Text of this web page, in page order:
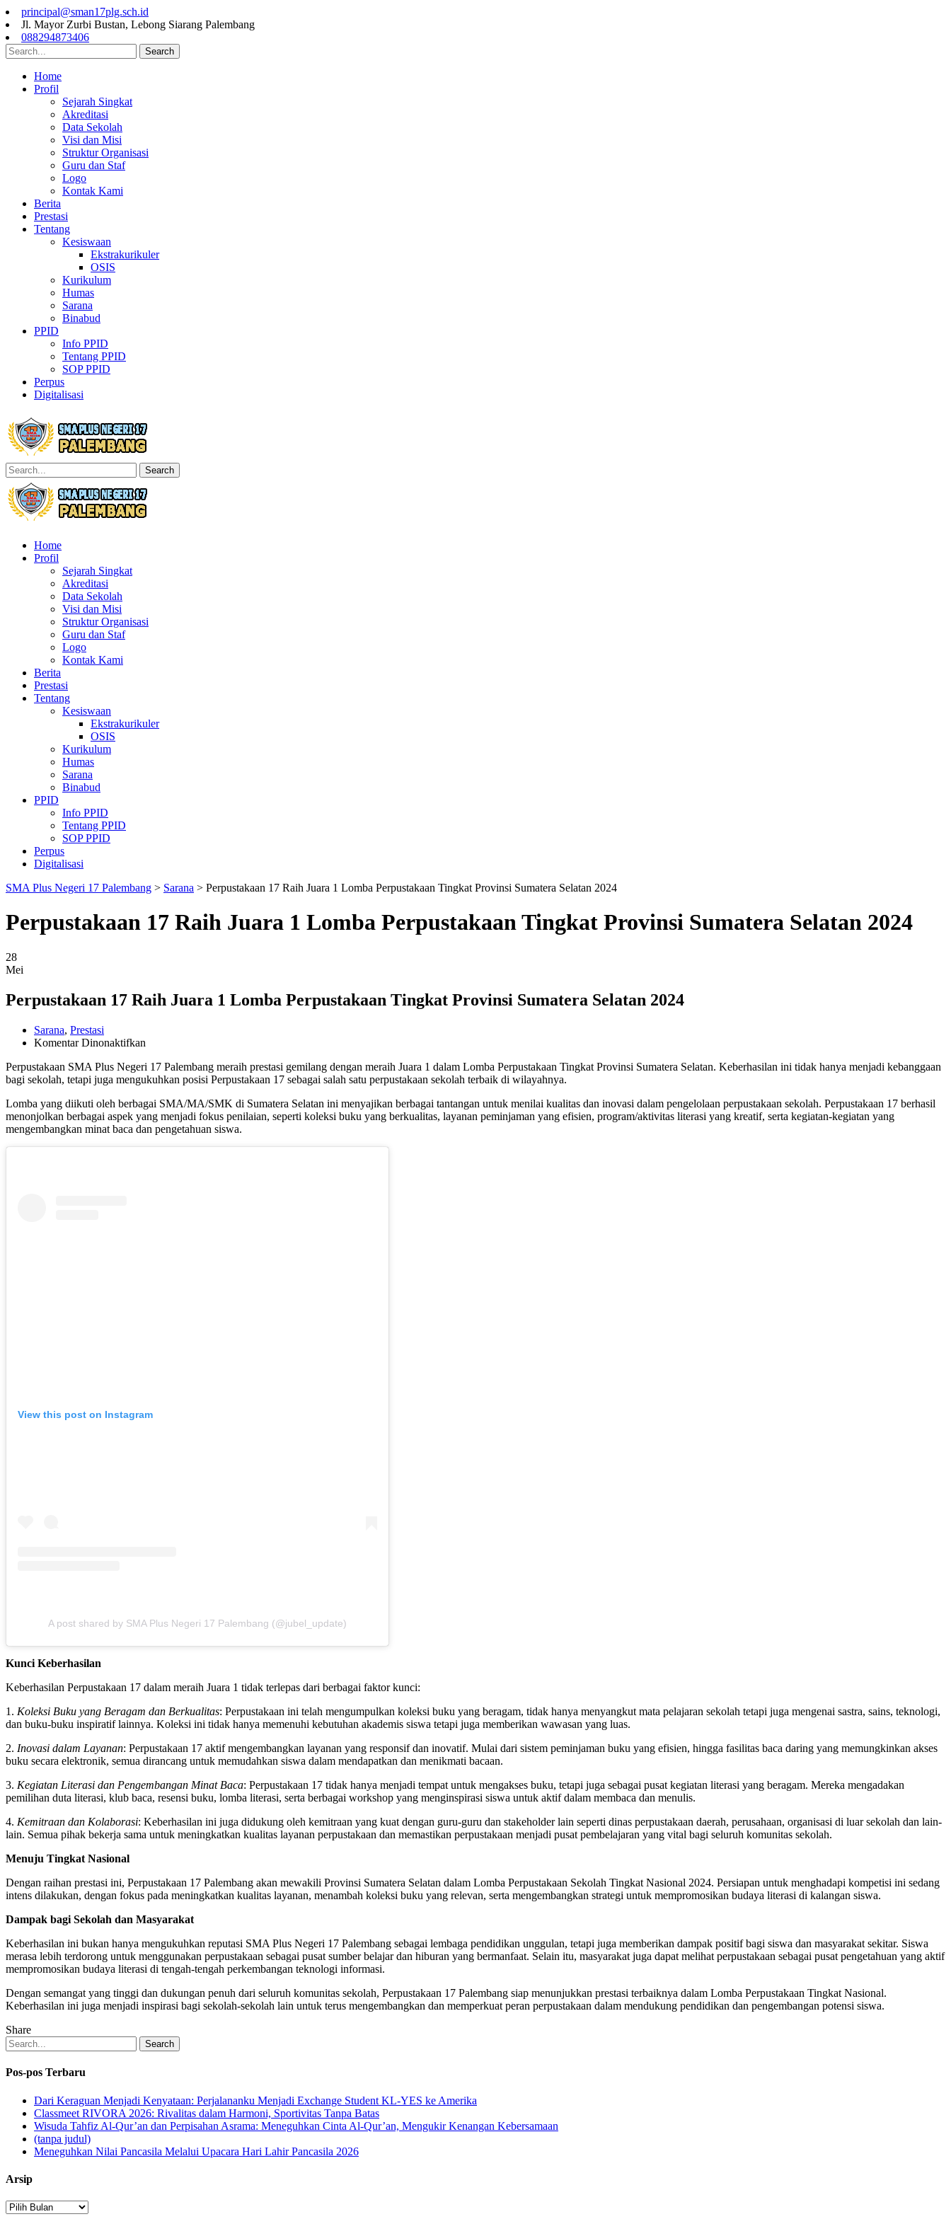
principal@sman17plg.sch.id
Jl. Mayor Zurbi Bustan, Lebong Siarang Palembang
088294873406
Search
Home
Profil
Sejarah Singkat
Akreditasi
Data Sekolah
Visi dan Misi
Struktur Organisasi
Guru dan Staf
Logo
Kontak Kami
Berita
Prestasi
Tentang
Kesiswaan
Ekstrakurikuler
OSIS
Kurikulum
Humas
Sarana
Binabud
PPID
Info PPID
Tentang PPID
SOP PPID
Perpus
Digitalisasi
Search
Home
Profil
Sejarah Singkat
Akreditasi
Data Sekolah
Visi dan Misi
Struktur Organisasi
Guru dan Staf
Logo
Kontak Kami
Berita
Prestasi
Tentang
Kesiswaan
Ekstrakurikuler
OSIS
Kurikulum
Humas
Sarana
Binabud
PPID
Info PPID
Tentang PPID
SOP PPID
Perpus
Digitalisasi
SMA Plus Negeri 17 Palembang > Sarana > Perpustakaan 17 Raih Juara 1 Lomba Perpustakaan Tingkat Provinsi Sumatera Selatan 2024
Perpustakaan 17 Raih Juara 1 Lomba Perpustakaan Tingkat Provinsi Sumatera Selatan 2024
28
Mei
Perpustakaan 17 Raih Juara 1 Lomba Perpustakaan Tingkat Provinsi Sumatera Selatan 2024
Sarana, Prestasi
Komentar Dinonaktifkan
17
Raih
1
Lomba
Perpustakaan
Tingkat
Perpustakaan SMA Plus Negeri 17 Palembang meraih prestasi gemilang dengan meraih Juara 1 dalam Lomba Perpustakaan Tingkat Provinsi Sumatera Selatan. Keberhasilan ini tidak hanya menjadi kebanggaan
bagi sekolah, tetapi juga mengukuhkan posisi Perpustakaan 17 sebagai salah satu perpustakaan sekolah terbaik di wilayahnya.
Lomba yang diikuti oleh berbagai SMA/MA/SMK di Sumatera Selatan ini menyajikan berbagai tantangan untuk menilai kualitas dan inovasi dalam pengelolaan perpustakaan sekolah. Perpustakaan 17 berhasil
menonjolkan berbagai aspek yang menjadi fokus penilaian, seperti koleksi buku yang berkualitas, layanan peminjaman yang efisien, program/aktivitas literasi yang kreatif, serta kegiatan-kegiatan yang
mengembangkan minat baca dan pengetahuan siswa.
View this post on Instagram
A post shared by SMA Plus Negeri 17 Palembang (@jubel_update)
Kunci Keberhasilan
Keberhasilan Perpustakaan 17 dalam meraih Juara 1 tidak terlepas dari berbagai faktor kunci:
1. Koleksi Buku yang Beragam dan Berkualitas: Perpustakaan ini telah mengumpulkan koleksi buku yang beragam, tidak hanya menyangkut mata pelajaran sekolah tetapi juga mengenai sastra, sains, teknologi,
dan buku-buku inspiratif lainnya. Koleksi ini tidak hanya memenuhi kebutuhan akademis siswa tetapi juga memberikan wawasan yang luas.
2. Inovasi dalam Layanan: Perpustakaan 17 aktif mengembangkan layanan yang responsif dan inovatif. Mulai dari sistem peminjaman buku yang efisien, hingga fasilitas baca daring yang memungkinkan akses
buku secara elektronik, semua dirancang untuk memudahkan siswa dalam mendapatkan dan menikmati bacaan.
3. Kegiatan Literasi dan Pengembangan Minat Baca: Perpustakaan 17 tidak hanya menjadi tempat untuk mengakses buku, tetapi juga sebagai pusat kegiatan literasi yang beragam. Mereka mengadakan
pemilihan duta literasi, klub baca, resensi buku, lomba literasi, serta berbagai workshop yang menginspirasi siswa untuk aktif dalam membaca dan menulis.
4. Kemitraan dan Kolaborasi: Keberhasilan ini juga didukung oleh kemitraan yang kuat dengan guru-guru dan stakeholder lain seperti dinas perpustakaan daerah, perusahaan, organisasi di luar sekolah dan lain-
lain. Semua pihak bekerja sama untuk meningkatkan kualitas layanan perpustakaan dan memastikan perpustakaan menjadi pusat pembelajaran yang vital bagi seluruh komunitas sekolah.
Menuju Tingkat Nasional
Dengan raihan prestasi ini, Perpustakaan 17 Palembang akan mewakili Provinsi Sumatera Selatan dalam Lomba Perpustakaan Sekolah Tingkat Nasional 2024. Persiapan untuk menghadapi kompetisi ini sedang
intens dilakukan, dengan fokus pada meningkatkan kualitas layanan, menambah koleksi buku yang relevan, serta mengembangkan strategi untuk mempromosikan budaya literasi di kalangan siswa.
Dampak bagi Sekolah dan Masyarakat
Keberhasilan ini bukan hanya mengukuhkan reputasi SMA Plus Negeri 17 Palembang sebagai lembaga pendidikan unggulan, tetapi juga memberikan dampak positif bagi siswa dan masyarakat sekitar. Siswa
merasa lebih terdorong untuk menggunakan perpustakaan sebagai pusat sumber belajar dan hiburan yang bermanfaat. Selain itu, masyarakat juga dapat melihat perpustakaan sebagai pusat pengetahuan yang aktif
mempromosikan budaya literasi di tengah-tengah perkembangan teknologi informasi.
Dengan semangat yang tinggi dan dukungan penuh dari seluruh komunitas sekolah, Perpustakaan 17 Palembang siap menunjukkan prestasi terbaiknya dalam Lomba Perpustakaan Tingkat Nasional.
Keberhasilan ini juga menjadi inspirasi bagi sekolah-sekolah lain untuk terus mengembangkan dan memperkuat peran perpustakaan dalam mendukung pendidikan dan pengembangan potensi siswa.
Share
Search
Pos-pos Terbaru
Dari Keraguan Menjadi Kenyataan: Perjalananku Menjadi Exchange Student KL-YES ke Amerika
Classmeet RIVORA 2026: Rivalitas dalam Harmoni, Sportivitas Tanpa Batas
Wisuda Tahfiz Al-Qur’an dan Perpisahan Asrama: Meneguhkan Cinta Al-Qur’an, Mengukir Kenangan Kebersamaan
(tanpa judul)
Meneguhkan Nilai Pancasila Melalui Upacara Hari Lahir Pancasila 2026
Arsip
Arsip